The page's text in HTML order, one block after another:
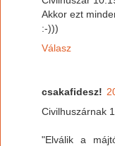
Akkor ezt
:-)))
Válasz
csakafidesz!
Civilhuszárnak
"Elválik a